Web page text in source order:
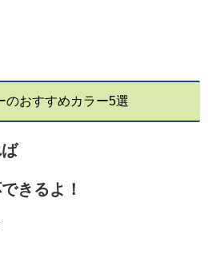
のおすすめカラー5選
きるよ！